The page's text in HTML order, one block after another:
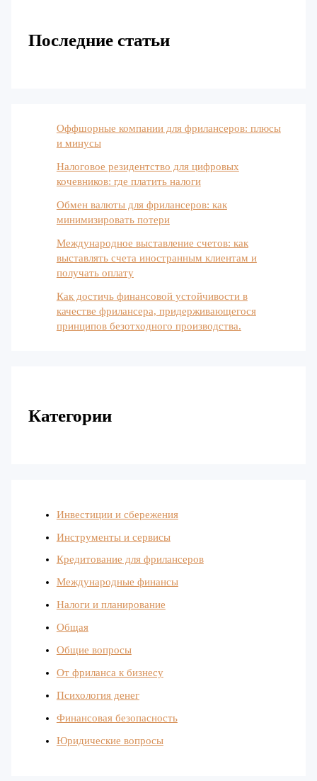
Последние статьи
Оффшорные компании для фрилансеров: плюсы
и минусы
Налоговое резидентство для цифровых
кочевников: где платить налоги
Обмен валюты для фрилансеров: как
минимизировать потери
Международное выставление счетов: как
выставлять счета иностранным клиентам и
получать оплату
Как достичь финансовой устойчивости в
качестве фрилансера, придерживающегося
принципов безотходного производства.
Категории
Инвестиции и сбережения
Инструменты и сервисы
Кредитование для фрилансеров
Международные финансы
Налоги и планирование
Общая
Общие вопросы
От фриланса к бизнесу
Психология денег
Финансовая безопасность
Юридические вопросы